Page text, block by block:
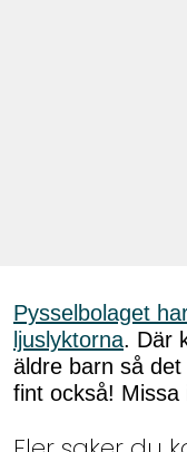
Pysselbolaget
ljuslyktorna. Där
äldre barn så
fint också! Missa